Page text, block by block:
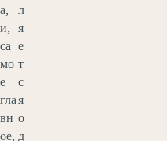
а,
и,
са
мо
е
гла
вн
ое,
л
я
е
т
с
я
о
д